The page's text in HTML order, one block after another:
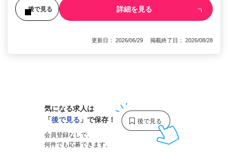
後で見る 詳細を見る
更新日： 2026/06/29 掲載終了日： 2026/08/28
気になる求人は
「後で見る 」で保存！
会員登録なしで、
何件でも応募できます。